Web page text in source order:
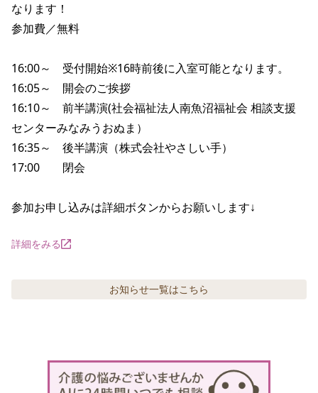
なります！
参加費／無料
16:00～　受付開始※16時前後に入室可能となります。
16:05～　開会のご挨拶
16:10～　前半講演(社会福祉法人南魚沼福祉会 相談支援
センターみなみうおぬま）
16:35～　後半講演（株式会社やさしい手）
17:00　　閉会
参加お申し込みは詳細ボタンからお願いします↓
詳細をみる
お知らせ一覧はこちら